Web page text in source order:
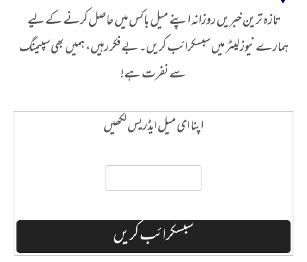
تازہ ترین خبریں روزانہ اپنے میل باکس میں حاصل کرنے کے لیے
ہمارے نیوز لیٹر میں سبسکرائب کریں۔ بے فکر رہیں، ہمیں بھی سپیمنگ
سے نفرت ہے!
اپنا ای میل ایڈریس لکھیں